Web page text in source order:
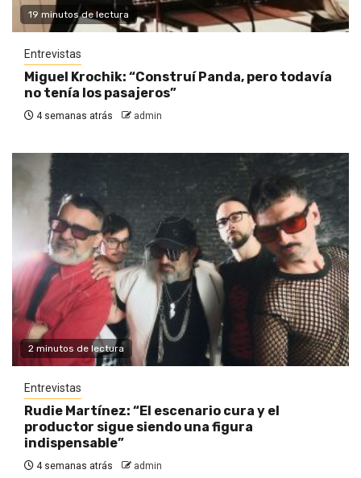
19 minutos de lectura
Entrevistas
Miguel Krochik: “Construí Panda, pero todavía
no tenía los pasajeros”
4 semanas atrás admin
2 minutos de lectura
Entrevistas
Rudie Martínez: “El escenario cura y el
productor sigue siendo una figura
indispensable”
4 semanas atrás admin